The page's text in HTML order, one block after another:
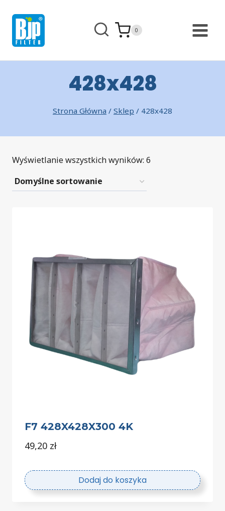
treści
0
428x428
Strona Główna / Sklep / 428x428
Wyświetlanie wszystkich wyników: 6
F7 428X428X300 4K
49,20 zł
Dodaj do koszyka